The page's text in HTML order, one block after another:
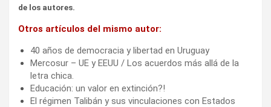
de los autores.
Otros artículos del mismo autor:
40 años de democracia y libertad en Uruguay
Mercosur – UE y EEUU / Los acuerdos más allá de la
letra chica.
Educación: un valor en extinción?!
El régimen Talibán y sus vinculaciones con Estados